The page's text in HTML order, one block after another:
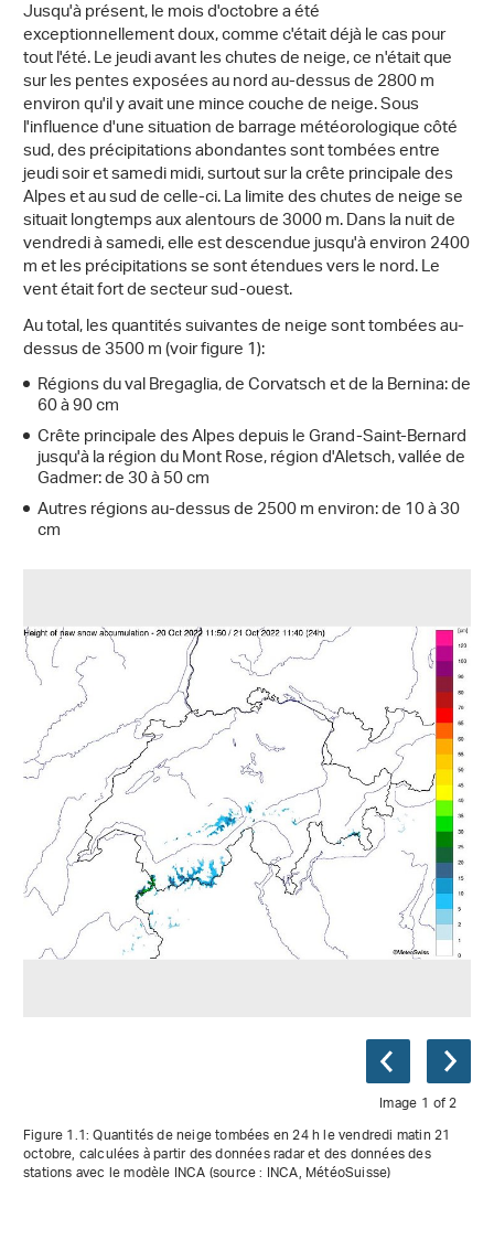
Jusqu'à présent, le mois d'octobre a été
exceptionnellement doux, comme c'était déjà le cas pour
tout l'été. Le jeudi avant les chutes de neige, ce n'était que
sur les pentes exposées au nord au-dessus de 2800 m
environ qu'il y avait une mince couche de neige. Sous
l'influence d'une situation de barrage météorologique côté
sud, des précipitations abondantes sont tombées entre
jeudi soir et samedi midi, surtout sur la crête principale des
Alpes et au sud de celle-ci. La limite des chutes de neige se
situait longtemps aux alentours de 3000 m. Dans la nuit de
vendredi à samedi, elle est descendue jusqu'à environ 2400
m et les précipitations se sont étendues vers le nord. Le
vent était fort de secteur sud-ouest.
Au total, les quantités suivantes de neige sont tombées au-
dessus de 3500 m (voir figure 1):
Régions du val Bregaglia, de Corvatsch et de la Bernina: de
60 à 90 cm
Crête principale des Alpes depuis le Grand-Saint-Bernard
jusqu'à la région du Mont Rose, région d'Aletsch, vallée de
Gadmer: de 30 à 50 cm
Autres régions au-dessus de 2500 m environ: de 10 à 30
cm
Image 1 of 2
Figure 1.1: Quantités de neige tombées en 24 h le vendredi matin 21
octobre, calculées à partir des données radar et des données des
stations avec le modèle INCA (source : INCA, MétéoSuisse)